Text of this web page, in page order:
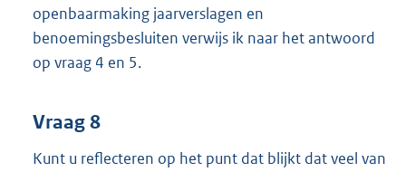
openbaarmaking jaarverslagen en
benoemingsbesluiten verwijs ik naar het antwoord
op vraag 4 en 5.
Vraag 8
Kunt u reflecteren op het punt dat blijkt dat veel van